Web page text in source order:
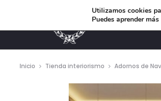
Inicio Tienda interiorismo Adornos de
Utilizamos cookies
Puedes aprender